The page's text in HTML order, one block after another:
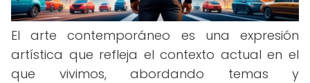
El arte contemporáneo es una expresión
artística que refleja el contexto actual en el
que vivimos, abordando temas y